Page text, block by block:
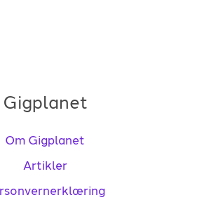
Gigplanet
Om Gigplanet
Artikler